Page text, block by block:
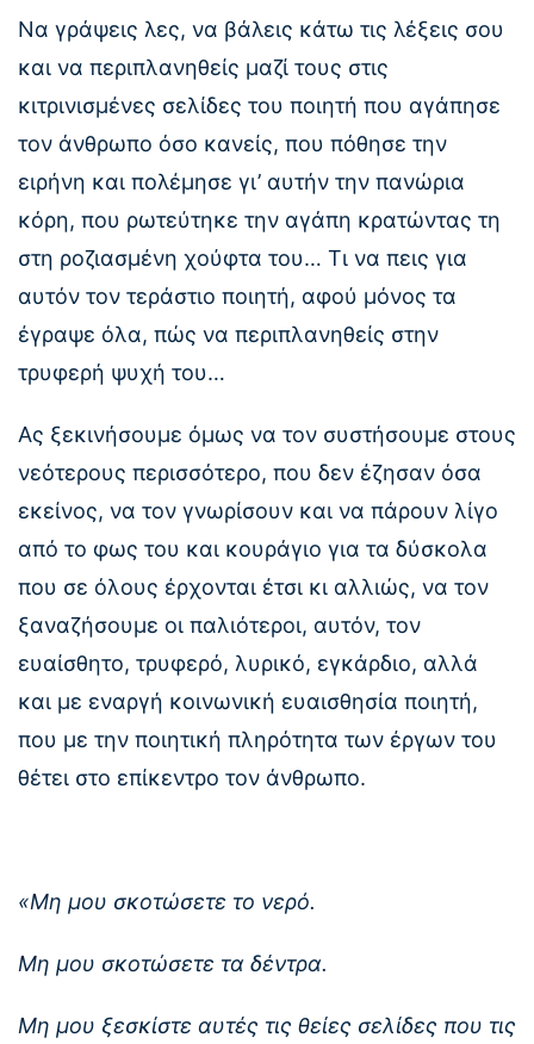
Να γράψεις λες, να βάλεις κάτω τις λέξεις σου
και να περιπλανηθείς μαζί τους στις
κιτρινισμένες σελίδες του ποιητή που αγάπησε
τον άνθρωπο όσο κανείς, που πόθησε την
ειρήνη και πολέμησε γι’ αυτήν την πανώρια
κόρη, που ρωτεύτηκε την αγάπη κρατώντας τη
στη ροζιασμένη χούφτα του… Τι να πεις για
αυτόν τον τεράστιο ποιητή, αφού μόνος τα
έγραψε όλα, πώς να περιπλανηθείς στην
τρυφερή ψυχή του…
Ας ξεκινήσουμε όμως να τον συστήσουμε στους
νεότερους περισσότερο, που δεν έζησαν όσα
εκείνος, να τον γνωρίσουν και να πάρουν λίγο
από το φως του και κουράγιο για τα δύσκολα
που σε όλους έρχονται έτσι κι αλλιώς, να τον
ξαναζήσουμε οι παλιότεροι, αυτόν, τον
ευαίσθητο, τρυφερό, λυρικό, εγκάρδιο, αλλά
και με εναργή κοινωνική ευαισθησία ποιητή,
που με την ποιητική πληρότητα των έργων του
θέτει στο επίκεντρο τον άνθρωπο.
«Μη μου σκοτώσετε το νερό.
Μη μου σκοτώσετε τα δέντρα.
Μη μου ξεσκίστε αυτές τις θείες σελίδες που τις